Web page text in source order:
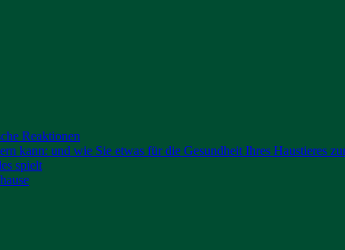
Reaktionen
kann: und wie Sie etwas für die Gesundheit Ihres Haustieres
spielt